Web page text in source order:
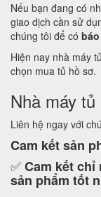
Nếu bạn đang có
giao dịch cần sử
chúng tôi để có
Hiện nay nhà máy
chọn mua tủ hồ sơ.
Nhà máy
Liên hệ ngay với
Cam kếtsản
✅Cam kếtchỉ
sản phẩm tốt